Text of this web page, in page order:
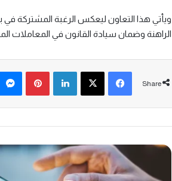
ويأتي هذا التعاون ليعكس الرغبة المشتركة في
الراهنة وضمان سيادة القانون في المعاملات
Share
Facebook
X
LinkedIn
ا